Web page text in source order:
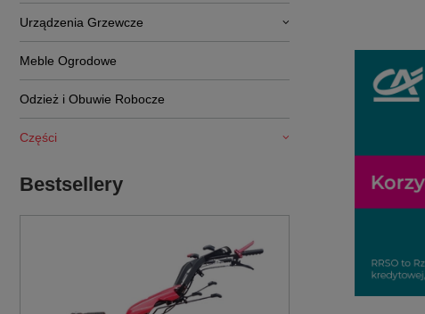
Urządzenia Grzewcze
Meble Ogrodowe
Odzież i Obuwie Robocze
Części
Bestsellery